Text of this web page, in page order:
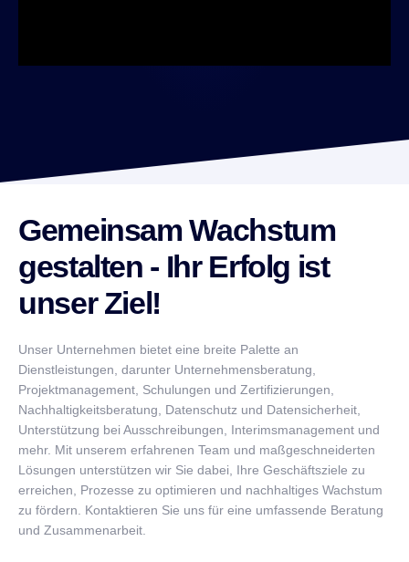
Gemeinsam Wachstum
gestalten - Ihr Erfolg ist
unser Ziel!
Unser Unternehmen bietet eine breite Palette an
Dienstleistungen, darunter Unternehmensberatung,
Projektmanagement, Schulungen und Zertifizierungen,
Nachhaltigkeitsberatung, Datenschutz und Datensicherheit,
Unterstützung bei Ausschreibungen, Interimsmanagement und
mehr. Mit unserem erfahrenen Team und maßgeschneiderten
Lösungen unterstützen wir Sie dabei, Ihre Geschäftsziele zu
erreichen, Prozesse zu optimieren und nachhaltiges Wachstum
zu fördern. Kontaktieren Sie uns für eine umfassende Beratung
und Zusammenarbeit.